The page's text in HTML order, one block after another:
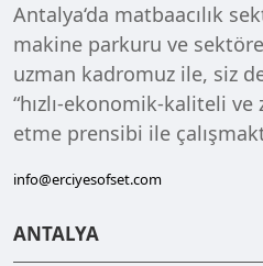
Antalya‘da matbaacılık
makine parkuru ve sektöre
uzman kadromuz ile, siz
“hızlı-ekonomik-kaliteli ve
etme prensibi ile
info@erciyesofset.com
ANTALYA